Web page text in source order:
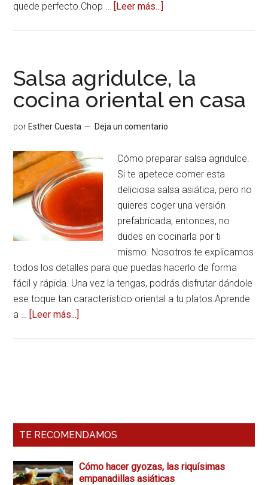
quede perfecto.Chop … [Leer más...]
secretos
de
esta
receta
Salsa agridulce, la
cocina oriental en casa
por Esther Cuesta Deja un comentario
Cómo preparar salsa agridulce.
Si te apetece comer esta
deliciosa salsa asiática, pero no
quieres coger una versión
prefabricada, entonces, no
dudes en cocinarla por ti
mismo. Nosotros te explicamos
todos los detalles para que puedas hacerlo de forma
fácil y rápida. Una vez la tengas, podrás disfrutar dándole
ese toque tan característico oriental a tu platos.Aprende
a … [Leer más...]
casa
Primaria
TE RECOMENDAMOS
Cómo hacer gyozas, las riquísimas
empanadillas asiáticas